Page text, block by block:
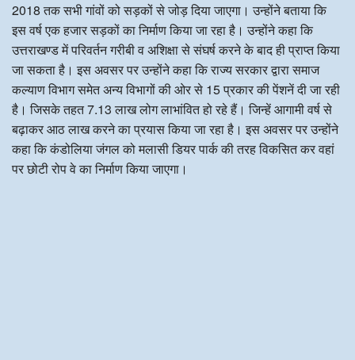
2018 तक सभी गांवों को सड़कों से जोड़ दिया जाएगा। उन्होंने बताया कि
इस वर्ष एक हजार सड़कों का निर्माण किया जा रहा है। उन्होंने कहा कि
उत्तराखण्ड में परिवर्तन गरीबी व अशिक्षा से संघर्ष करने के बाद ही प्राप्त किया
जा सकता है। इस अवसर पर उन्होंने कहा कि राज्य सरकार द्वारा समाज
कल्याण विभाग समेत अन्य विभागों की ओर से 15 प्रकार की पेंशनें दी जा रही
है। जिसके तहत 7.13 लाख लोग लाभांवित हो रहे हैं। जिन्हें आगामी वर्ष से
बढ़ाकर आठ लाख करने का प्रयास किया जा रहा है। इस अवसर पर उन्होंने
कहा कि कंडोलिया जंगल को मलासी डियर पार्क की तरह विकसित कर वहां
पर छोटी रोप वे का निर्माण किया जाएगा।